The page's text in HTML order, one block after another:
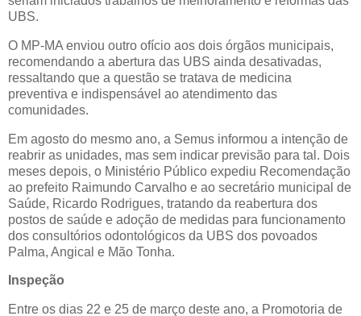
UBS.
O MP-MA enviou outro ofício aos dois órgãos municipais,
recomendando a abertura das UBS ainda desativadas,
ressaltando que a questão se tratava de medicina
preventiva e indispensável ao atendimento das
comunidades.
Em agosto do mesmo ano, a Semus informou a intenção de
reabrir as unidades, mas sem indicar previsão para tal. Dois
meses depois, o Ministério Público expediu Recomendação
ao prefeito Raimundo Carvalho e ao secretário municipal de
Saúde, Ricardo Rodrigues, tratando da reabertura dos
postos de saúde e adoção de medidas para funcionamento
dos consultórios odontológicos da UBS dos povoados
Palma, Angical e Mão Tonha.
Inspeção
Entre os dias 22 e 25 de março deste ano, a Promotoria de